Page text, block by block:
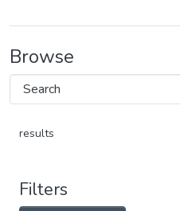
Browse
results
Filters